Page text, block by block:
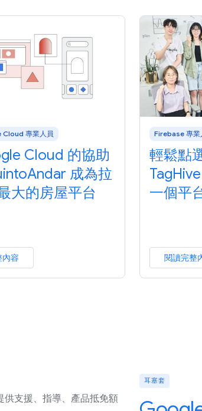
Cloud 專業人員
Cloud 的協助
成為拉
大的房屋平台
內容
Firebase 專業
輕鬆點
一個平
閱讀完整
供支援、指導、產品抵免額
耳塞套